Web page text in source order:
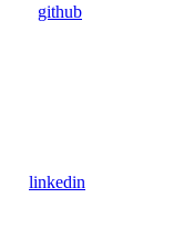
github
linkedin